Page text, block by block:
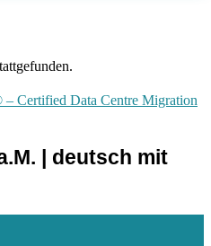
Certified Data Centre Migration
| deutsch mit